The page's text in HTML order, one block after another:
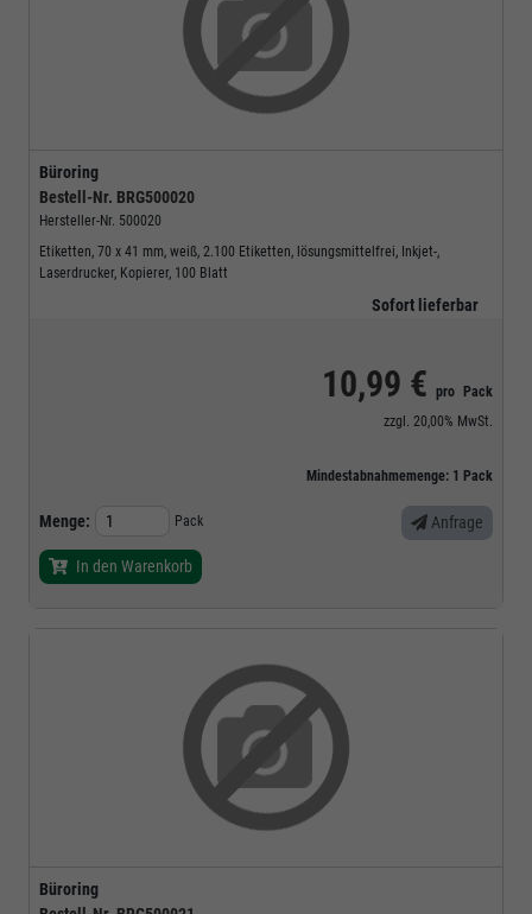
Büroring
Bestell-Nr. BRG500020
Hersteller-Nr. 500020
Etiketten, 70 x 41 mm, weiß, 2.100 Etiketten, lösungsmittelfrei, Inkjet-,
Laserdrucker, Kopierer, 100 Blatt
Sofort lieferbar
10,99 € pro
Pack
zzgl. 20,00% MwSt.
Mindestabnahmemenge: 1 Pack
Menge: Pack Anfrage
In den Warenkorb
Büroring